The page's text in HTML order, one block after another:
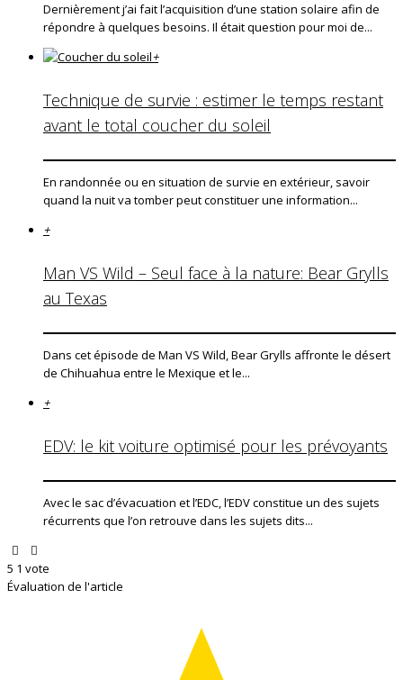
Dernièrement j’ai fait l’acquisition d’une station solaire afin de
répondre à quelques besoins. Il était question pour moi de...
+
Technique de survie : estimer le temps restant
avant le total coucher du soleil
En randonnée ou en situation de survie en extérieur, savoir
quand la nuit va tomber peut constituer une information...
+
Man VS Wild – Seul face à la nature: Bear Grylls
au Texas
Dans cet épisode de Man VS Wild, Bear Grylls affronte le désert
de Chihuahua entre le Mexique et le...
+
EDV: le kit voiture optimisé pour les prévoyants
Avec le sac d’évacuation et l’EDC, l’EDV constitue un des sujets
récurrents que l’on retrouve dans les sujets dits...
5 1 vote
Évaluation de l'article